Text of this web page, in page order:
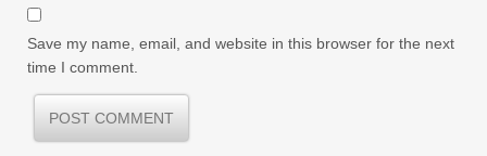
Save my name, email, and website in this browser for the next
time I comment.